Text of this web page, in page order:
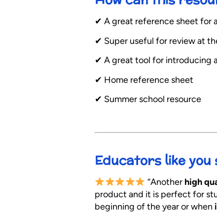
✔︎ A great reference sheet for
✔︎ Super useful for review at
✔︎ A great tool for introducing
✔︎ Home reference sheet
✔︎ Summer school resource
Educators like you
“Another high
product and it is perfect for
beginning of the year or when